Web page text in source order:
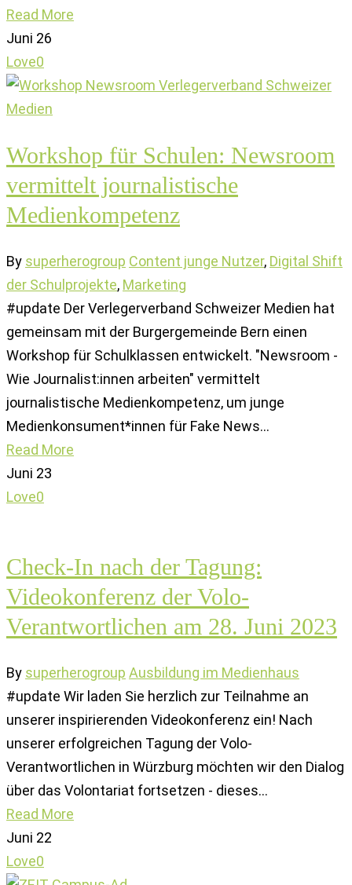
Read More
Juni 26
Love0
Workshop für Schulen: Newsroom
vermittelt journalistische
Medienkompetenz
By superherogroup Content junge Nutzer, Digital Shift
der Schulprojekte, Marketing
#update Der Verlegerverband Schweizer Medien hat
gemeinsam mit der Burgergemeinde Bern einen
Workshop für Schulklassen entwickelt. "Newsroom -
Wie Journalist:innen arbeiten" vermittelt
journalistische Medienkompetenz, um junge
Medienkonsument*innen für Fake News…
Read More
Juni 23
Love0
Check-In nach der Tagung:
Videokonferenz der Volo-
Verantwortlichen am 28. Juni 2023
By superherogroup Ausbildung im Medienhaus
#update Wir laden Sie herzlich zur Teilnahme an
unserer inspirierenden Videokonferenz ein! Nach
unserer erfolgreichen Tagung der Volo-
Verantwortlichen in Würzburg möchten wir den Dialog
über das Volontariat fortsetzen - dieses…
Read More
Juni 22
Love0